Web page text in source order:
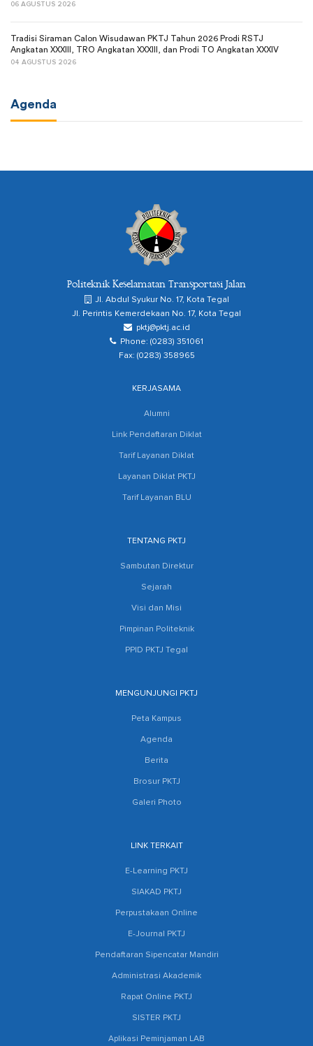
06 AGUSTUS 2026
Tradisi Siraman Calon Wisudawan PKTJ Tahun 2026 Prodi RSTJ
Angkatan XXXIII, TRO Angkatan XXXIII, dan Prodi TO Angkatan XXXIV
04 AGUSTUS 2026
Agenda
Politeknik Keselamatan Transportasi Jalan
Jl. Abdul Syukur No. 17, Kota Tegal
Jl. Perintis Kemerdekaan No. 17, Kota Tegal
pktj@pktj.ac.id
Phone: (0283) 351061
Fax: (0283) 358965
KERJASAMA
Alumni
Link Pendaftaran Diklat
Tarif Layanan Diklat
Layanan Diklat PKTJ
Tarif Layanan BLU
TENTANG PKTJ
Sambutan Direktur
Sejarah
Visi dan Misi
Pimpinan Politeknik
PPID PKTJ Tegal
MENGUNJUNGI PKTJ
Peta Kampus
Agenda
Berita
Brosur PKTJ
Galeri Photo
LINK TERKAIT
E-Learning PKTJ
SIAKAD PKTJ
Perpustakaan Online
E-Journal PKTJ
Pendaftaran Sipencatar Mandiri
Administrasi Akademik
Rapat Online PKTJ
SISTER PKTJ
Aplikasi Peminjaman LAB